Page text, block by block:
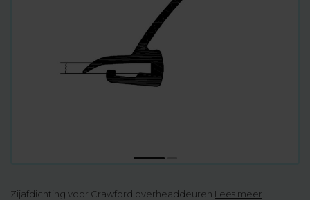
Zijafdichting voor Crawford overheaddeuren Lees meer